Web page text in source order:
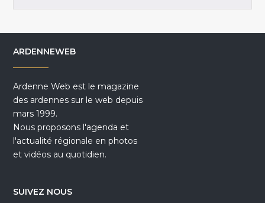
ARDENNEWEB
Ardenne Web est le magazine
des ardennes sur le web depuis
mars 1999.
Nous proposons l'agenda et
l'actualité régionale en photos
et vidéos au quotidien.
SUIVEZ NOUS